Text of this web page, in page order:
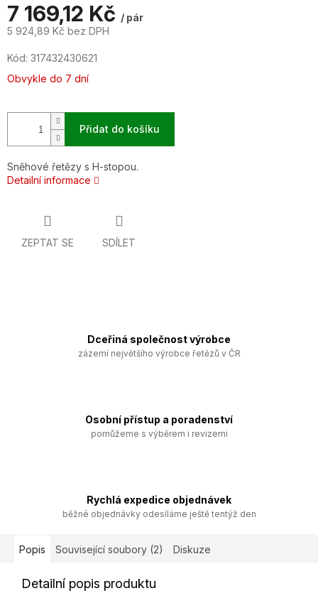
7 169,12 Kč / pár
5 924,89 Kč bez DPH
cena:
Kód: 317432430621
Obvykle do 7 dní
Přidat do košíku
Sněhové řetězy s H-stopou.
Detailní informace
ZEPTAT SE SDÍLET
Dceřiná společnost výrobce
zázemí největšího výrobce řetězů v ČR
Osobní přístup a poradenství
pomůžeme s výběrem i revizemi
Rychlá expedice objednávek
běžné objednávky odesíláme ještě tentýž den
Popis Související soubory (2) Diskuze
Detailní popis produktu